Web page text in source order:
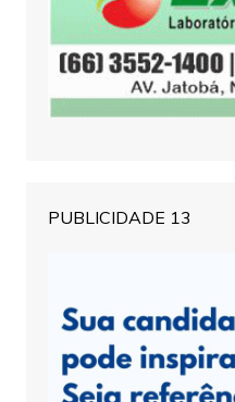
PUBLICIDADE 13